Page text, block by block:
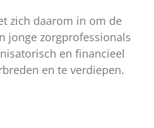
zich daarom in om de
jonge zorgprofessionals
en financieel
en te verdiepen.